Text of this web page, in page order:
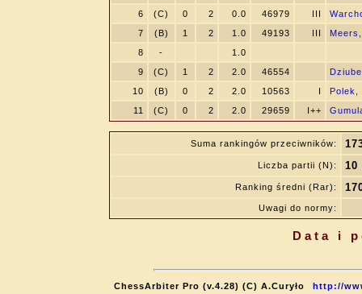
6
(C) 0 2 0.0 46979 III
7
(B) 1 2 1.0 49193 III
8
-
1.0
9
(C) 1 2 2.0 46554
10
(B) 0 2 2.0 10563 I
Polek,
11
(C) 0 2 2.0 29659 I++
Suma rankingów przeciwników:
Liczba partii (N): 10
Ranking średni (Rar):
Uwagi do normy:
Data i
ChessArbiter Pro (v.4.28) (C) A.Curyło
http://